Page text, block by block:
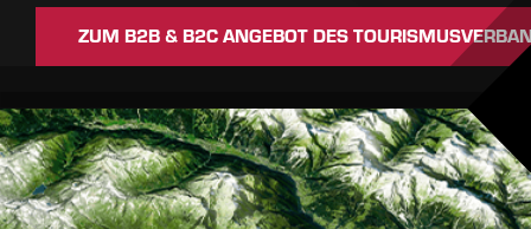
ZUM B2B & B2C ANGEBOT DES